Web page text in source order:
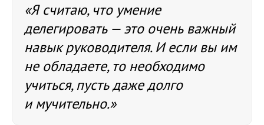
«Я считаю, что умение
делегировать — это очень важный
навык руководителя. И если вы им
не обладаете, то необходимо
учиться, пусть даже долго
и мучительно.»